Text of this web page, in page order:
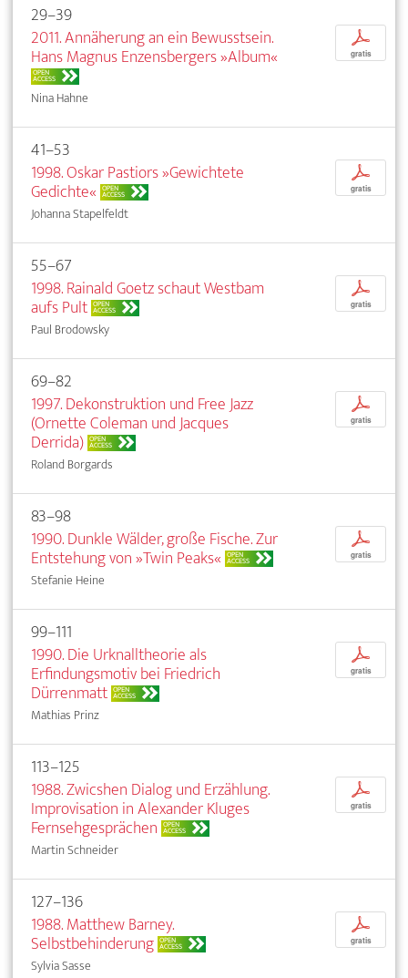
29–39
2011. Annäherung an ein Bewusstsein.
Hans Magnus Enzensbergers »Album«
OPEN
ACCESS
Nina Hahne
p
gratis
41–53
1998. Oskar Pastiors »Gewichtete
Gedichte« OPEN
ACCESS
Johanna Stapelfeldt
p
gratis
55–67
1998. Rainald Goetz schaut Westbam
aufs Pult OPEN
ACCESS
Paul Brodowsky
p
gratis
69–82
1997. Dekonstruktion und Free Jazz
(Ornette Coleman und Jacques
Derrida) OPEN
ACCESS
Roland Borgards
p
gratis
83–98
1990. Dunkle Wälder, große Fische. Zur
Entstehung von »Twin Peaks« OPEN
ACCESS
Stefanie Heine
p
gratis
99–111
1990. Die Urknalltheorie als
Erfindungsmotiv bei Friedrich
Dürrenmatt OPEN
ACCESS
Mathias Prinz
p
gratis
113–125
1988. Zwicshen Dialog und Erzählung.
Improvisation in Alexander Kluges
Fernsehgesprächen OPEN
ACCESS
Martin Schneider
p
gratis
127–136
1988. Matthew Barney.
Selbstbehinderung OPEN
ACCESS
Sylvia Sasse
p
gratis